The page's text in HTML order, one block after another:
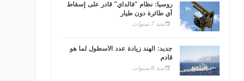
روسيا: نظام "فالداي" قادر على إسقاط
أي طائرة دون طيار
منذ 7 سنوات
جديد: الهند زيادة عدد الأسطول لما هو
قادم
منذ 8 سنوات